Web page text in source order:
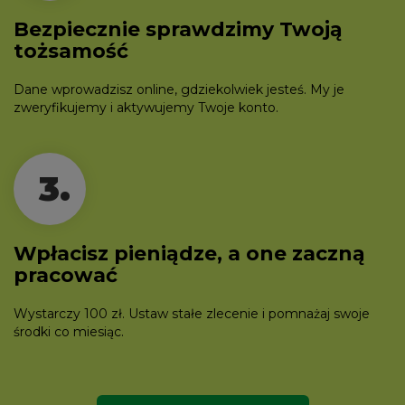
Bezpiecznie sprawdzimy Twoją
tożsamość
Dane wprowadzisz online, gdziekolwiek jesteś. My je
zweryfikujemy i aktywujemy Twoje konto.
3.
Wpłacisz pieniądze, a one zaczną
pracować
Wystarczy 100 zł. Ustaw stałe zlecenie i pomnażaj swoje
środki co miesiąc.